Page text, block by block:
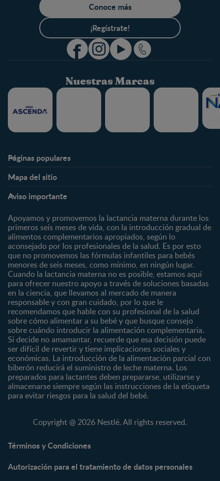
Conoce más
¡Regístrate!
Nuestras Marcas
Páginas populares
Expertos en Nutrición
Preguntas Frecuentes
¿Quiénes somos?
Marcas y productos
Nuestros Productos
Nuestras Marcas
Mapa del sitio
Preconcepción
Embarazo
Posparto
0 a 4 meses
4 a 6 meses
6 a 8 meses
8 a 12 meses
12 a 24 meses
Desde 2 años
Preescolar
Escolar
Nutrición
Salud
Maternidad
Paternidad
Vida en familia
Marcas
CERELAC®
GERBER®
KLIM®
NAN® 3
NAN® Optipro® 3
NAN® Supreme 3
NESTUM®
Productos
Cereales Infantiles
Compotas y galletas
Fórmulas Infantiles
Vitaminas y Suplementos
Aviso importante
Apoyamos y promovemos la lactancia materna durante los
primeros seis meses de vida, con la introducción gradual de
alimentos complementarios apropiados, según lo
aconsejado por los profesionales de la salud. Es por esto
que no promovemos las fórmulas infantiles para bebés
menores de seis meses, como mínimo, en ningún lugar.
Cuando la lactancia materna no es posible, estamos aquí
para ofrecer nuestro apoyo a través de soluciones basadas
en la ciencia, que llevamos al mercado de manera
responsable y con gran cuidado, por lo que le
recomendamos que hable con su profesional de la salud
sobre cómo alimentar a su bebé y que busque consejo
sobre cuándo introducir la alimentación complementaria.
Si decide no amamantar, recuerde que esa decisión puede
ser difícil de revertir y tiene implicaciones sociales y
económicas. La introducción de la alimentación parcial con
biberón reducirá el suministro de leche materna. Los
preparados para lactantes deben prepararse, utilizarse y
almacenarse siempre según las instrucciones de la etiqueta
para evitar riesgos para la salud del bebé.
Copyright @ 2026 Nestlé. All rights reserved.
Términos y Condiciones
Autorización para el tratamiento de datos personales